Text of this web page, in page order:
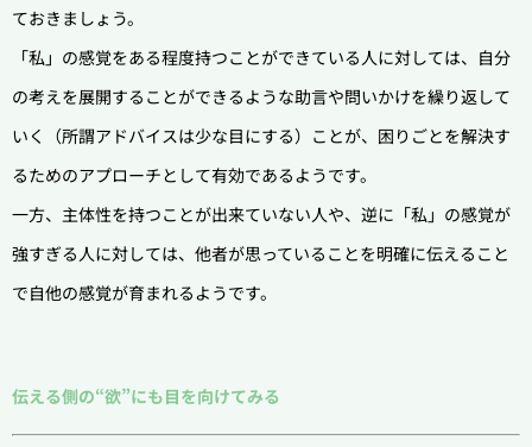
ておきましょう。
「私」の感覚をある程度持つことができている人に対しては、自分
の考えを展開することができるような助言や問いかけを繰り返して
いく（所謂アドバイスは少な目にする）ことが、困りごとを解決す
るためのアプローチとして有効であるようです。
一方、主体性を持つことが出来ていない人や、逆に「私」の感覚が
強すぎる人に対しては、他者が思っていることを明確に伝えること
で自他の感覚が育まれるようです。
伝える側の“欲”にも目を向けてみる